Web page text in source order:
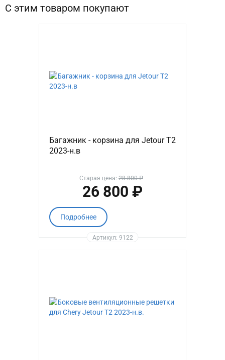
С этим товаром покупают
Багажник - корзина для Jetour T2
2023-н.в
Старая цена: 28 800 ₽
26 800 ₽
Подробнее
Артикул: 9122